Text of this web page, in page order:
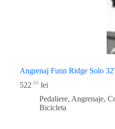
Angrenaj Funn Ridge Solo
522 00 lei
Pedaliere, Angrenaje,
Bicicleta